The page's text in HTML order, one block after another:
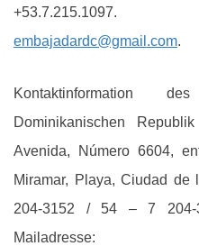
embajadardc@gmail.com.
Kontaktinformation
Dominikanischen
Avenida, Número 6604,
Miramar, Playa, Ciudad de
204-3152 / 54 – 7